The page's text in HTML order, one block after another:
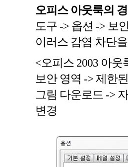
오피스 아웃룩의
도구 -> 옵션 -> 보
이러스 감염 차단
<오피스 2003 아웃
보안 영역 -> 제한
그림 다운로드 ->
변경